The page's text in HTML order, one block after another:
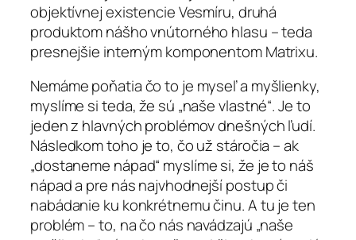
objektívnej existencie Vesmíru, druhá
produktom nášho vnútorného hlasu – teda
presnejšie interným komponentom Matrixu.
Nemáme poňatia čo to je myseľ a myšlienky,
myslíme si teda, že sú „naše vlastné“. Je to
jeden z hlavných problémov dnešných ľudí.
Následkom toho je to, čo už stáročia – ak
„dostaneme nápad“ myslíme si, že je to náš
nápad a pre nás najvhodnejší postup či
nabádanie ku konkrétnemu činu. A tu je ten
problém – to, na čo nás navádzajú „naše